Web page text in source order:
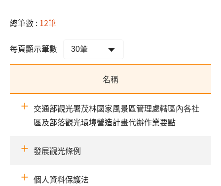
總筆數 : 12筆
每頁顯示筆數
名稱
交通部觀光署茂林國家風景區管理處轄區內各社
區及部落觀光環境營造計畫代辦作業要點
發展觀光條例
個人資料保護法